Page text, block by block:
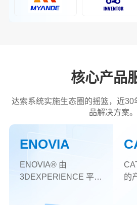
核心产品
达索系统实施生态圈的摇篮，近30
品解决方案。
ENOVIA
ENOVIA® 由
3DEXPERIENCE 平台
的